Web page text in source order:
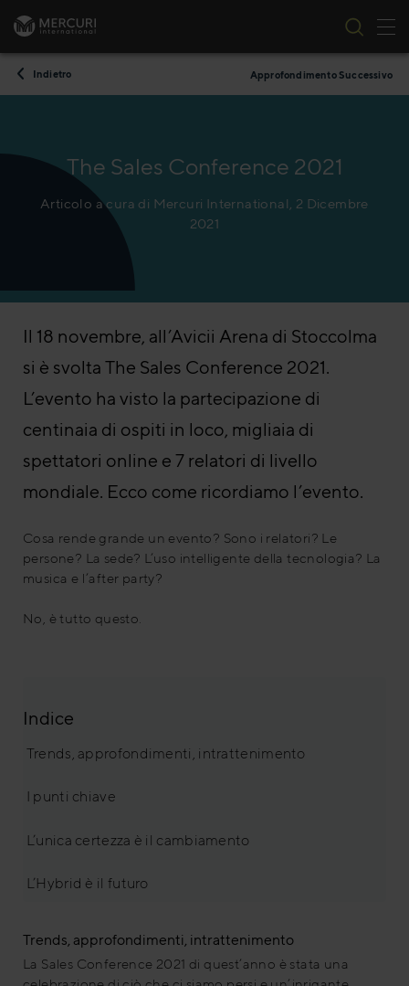
Vai al contenuto
Indietro Approfondimento Successivo
The Sales Conference 2021
Articolo a cura di Mercuri International, 2 Dicembre
2021
Il 18 novembre, all’Avicii Arena di Stoccolma
si è svolta The Sales Conference 2021.
L’evento ha visto la partecipazione di
centinaia di ospiti in loco, migliaia di
spettatori online e 7 relatori di livello
mondiale. Ecco come ricordiamo l’evento.
Cosa rende grande un evento? Sono i relatori? Le
persone? La sede? L’uso intelligente della tecnologia? La
musica e l’after party?
No, è tutto questo.
Indice
Trends, approfondimenti, intrattenimento
I punti chiave
L’unica certezza è il cambiamento
L’Hybrid è il futuro
Trends, approfondimenti, intrattenimento
La Sales Conference 2021 di quest’anno è stata una